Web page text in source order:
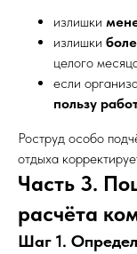
излишки
излишки
целого
если
пользу
Роструд особо
отдыха
Часть 3.
расчёта
Шаг 1.